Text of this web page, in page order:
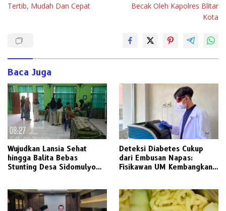
Tertib, Mudah Dan Cepat
Becak Oleh Kapolres Blitar
Kota
Baca Juga
Wujudkan Lansia Sehat
hingga Balita Bebas
Stunting Desa Sidomulyo
Deteksi Diabetes Cukup
dari Embusan Napas:
Fisikawan UM Kembangkan